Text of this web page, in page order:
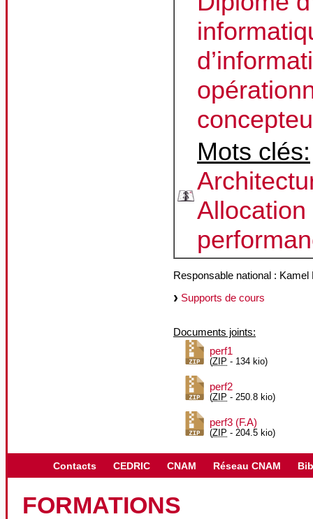
Mots clés:
Responsable national : Kamel
Supports de cours
Documents joints:
perf1
(ZIP - 134 kio)
perf2
(ZIP - 250.8 kio)
perf3 (F.A)
(ZIP - 204.5 kio)
Contacts CEDRIC CNAM Réseau CNAM
FORMATIONS